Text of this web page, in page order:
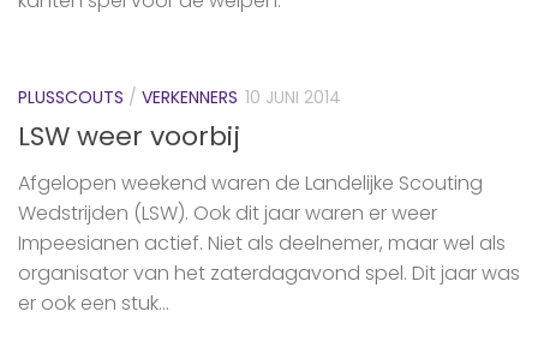
PLUSSCOUTS / VERKENNERS 10 JUNI 2014
LSW weer voorbij
Afgelopen weekend waren de Landelijke Scouting
Wedstrijden (LSW). Ook dit jaar waren er weer
Impeesianen actief. Niet als deelnemer, maar wel als
organisator van het zaterdagavond spel. Dit jaar was
er ook een stuk...